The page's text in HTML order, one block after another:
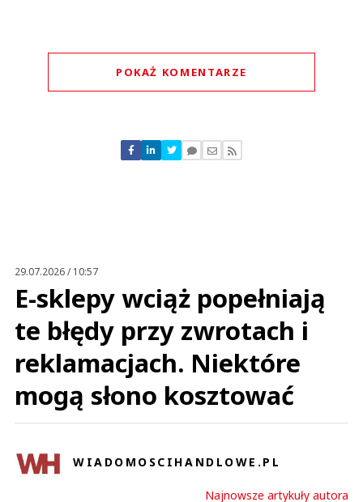
POKAŻ KOMENTARZE
Nie znaleziono komentarzy
Zostaw swoje komentarze
29.07.2026 / 10:57
E-sklepy wciąż popełniają
te błędy przy zwrotach i
reklamacjach. Niektóre
mogą słono kosztować
WIADOMOSCIHANDLOWE.PL
Najnowsze artykuły autora